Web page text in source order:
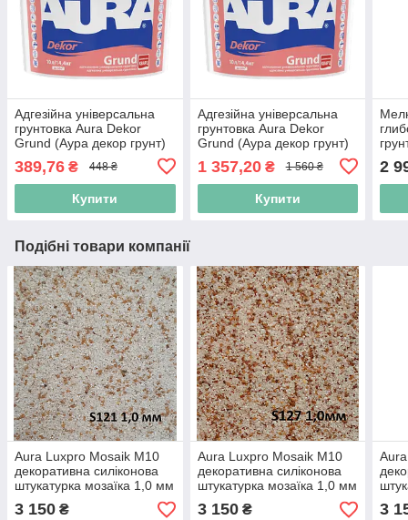
Адгезійна універсальна
грунтовка Aura Dekor
Grund (Аура декор грунт)
389,76 ₴ 448 ₴
Купити
Адгезійна універсальна
грунтовка Aura Dekor
Grund (Аура декор грунт)
1 357,20₴ 1 560 ₴
Купити
10л
2
Подібні товари компанії
Aura Luxpro Mosaik M10
декоративна силіконова
штукатурка мозаїка 1,0 мм
S121 15 кг
3 150 ₴
Aura Luxpro Mosaik M10
декоративна силіконова
штукатурка мозаїка 1,0 мм
S127 15 кг
3 150₴ 3